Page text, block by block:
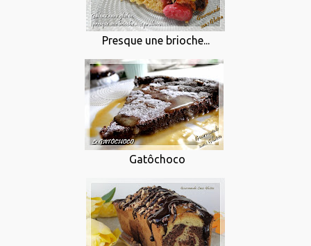
Presque une brioche...
Gatôchoco